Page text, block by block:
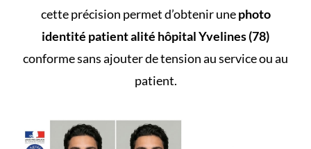
cette précision permet d’obtenir unephoto
identité patient alité hôpital Yvelines (78)
conforme sans ajouter de tension au service ou au
patient.